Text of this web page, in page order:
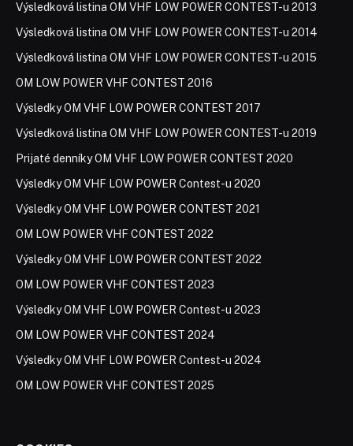
Výsledková listina OM VHF LOW POWER CONTEST-u 2013
Výsledková listina OM VHF LOW POWER CONTEST-u 2014
Výsledková listina OM VHF LOW POWER CONTEST-u 2015
OM LOW POWER VHF CONTEST 2016
Výsledky OM VHF LOW POWER CONTEST 2017
Výsledková listina OM VHF LOW POWER CONTEST-u 2019
Prijaté denníky OM VHF LOW POWER CONTEST 2020
Výsledky OM VHF LOW POWER Contest-u 2020
Výsledky OM VHF LOW POWER CONTEST 2021
OM LOW POWER VHF CONTEST 2022
Výsledky OM VHF LOW POWER CONTEST 2022
OM LOW POWER VHF CONTEST 2023
Výsledky OM VHF LOW POWER Contest-u 2023
OM LOW POWER VHF CONTEST 2024
Výsledky OM VHF LOW POWER Contest-u 2024
OM LOW POWER VHF CONTEST 2025